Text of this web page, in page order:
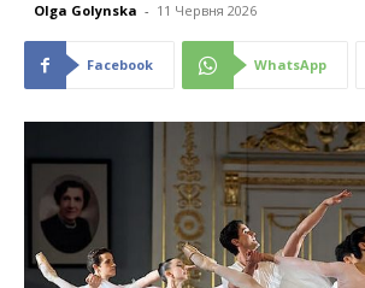
Olga Golynska - 11 Червня 2026
Facebook WhatsApp